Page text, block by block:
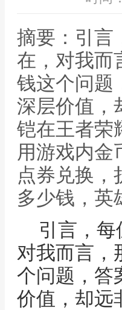
摘要：引言
在，对我而
钱这个问题
深层价值，
铠在王者荣
用游戏内金
点券兑换，
多少钱，英
引言，
对我而言，
个问题，答
价值，却远